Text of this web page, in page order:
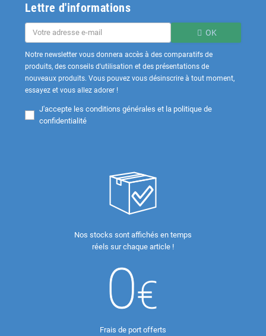
Lettre d'informations
OK
Notre newsletter vous donnera accès à des comparatifs de
produits, des conseils d'utilisation et des présentations de
nouveaux produits. Vous pouvez vous désinscrire à tout moment,
essayez et vous allez adorer !
J'accepte les conditions générales et la politique de
confidentialité
Nos stocks sont affichés en temps
réels sur chaque article !
Frais de port offerts